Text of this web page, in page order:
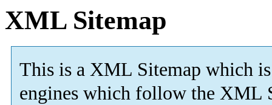
XML Sitemap
This is a XML Sitemap which is
engines which follow the XML